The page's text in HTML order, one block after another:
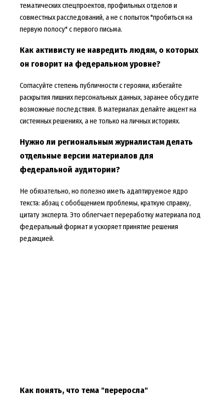
тематических спецпроектов, профильных отделов и
совместных расследований, а не с попыток "пробиться на
первую полосу" с первого письма.
Как активисту не навредить людям, о которых
он говорит на федеральном уровне?
Согласуйте степень публичности с героями, избегайте
раскрытия лишних персональных данных, заранее обсудите
возможные последствия. В материалах делайте акцент на
системных решениях, а не только на личных историях.
Нужно ли региональным журналистам делать
отдельные версии материалов для
федеральной аудитории?
Не обязательно, но полезно иметь адаптируемое ядро
текста: абзац с обобщением проблемы, краткую справку,
цитату эксперта. Это облегчает переработку материала под
федеральный формат и ускоряет принятие решения
редакцией.
Как понять, что тема "переросла"